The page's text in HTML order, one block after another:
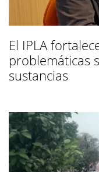
El IPLA
problemáticas
sustancias